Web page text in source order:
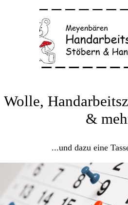
Wolle,
&
...und dazu eine